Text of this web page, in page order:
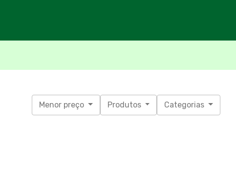
Menor preço Produtos Categorias